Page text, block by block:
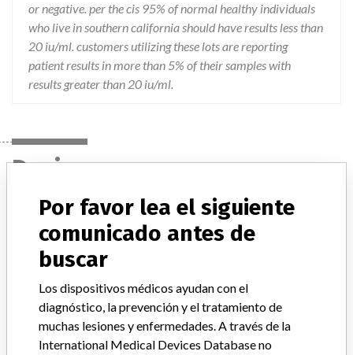
or negative. per the cis 95% of normal healthy individuals
who live in southern california should have results less than
20 iu/ml. customers utilizing these lots are reporting
patient results in more than 5% of their samples with
results greater than 20 iu/ml.
Device
IMMAGE IMMUNOCHEMISTRY SYSTEM RF
RHEUMATOID FACTOR REAGENT
Descripción del producto
Por favor lea el siguiente
comunicado antes de
buscar
Los dispositivos médicos ayudan con el
diagnóstico, la prevención y el tratamiento de
muchas lesiones y enfermedades. A través de la
International Medical Devices Database no